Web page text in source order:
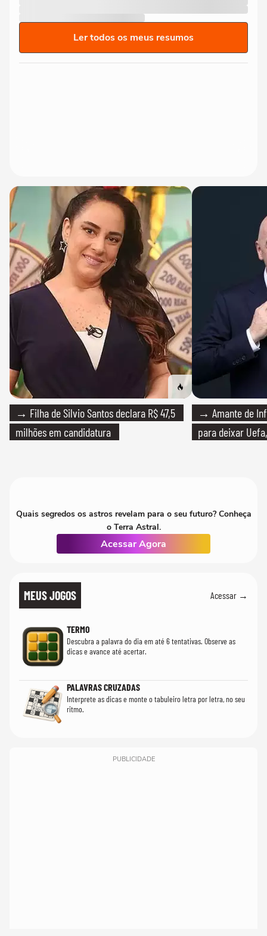
Ler todos os meus resumos
→ Filha de Silvio Santos declara R$ 47,5
milhões em candidatura
→ Amante de
para deixar
Quais segredos os astros revelam para o seu futuro? Conheça
o Terra Astral.
Acessar Agora
MEUS JOGOS Acessar →
TERMO
Descubra a palavra do dia em até 6 tentativas. Observe as
dicas e avance até acertar.
PALAVRAS CRUZADAS
Interprete as dicas e monte o tabuleiro letra por letra, no seu
ritmo.
PUBLICIDADE